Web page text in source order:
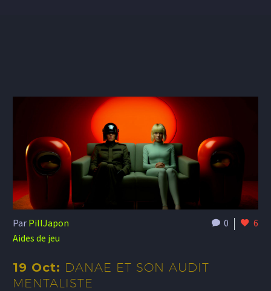
0 6
Par PillJapon
Aides de jeu
19 Oct: DANAE ET SON AUDIT
MENTALISTE